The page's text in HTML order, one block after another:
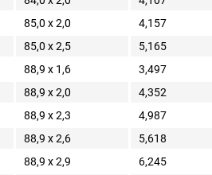
85,0 x 2,0
4,157
85,0 x 2,5
5,165
88,9 x 1,6
3,497
88,9 x 2,0
4,352
88,9 x 2,3
4,987
88,9 x 2,6
5,618
88,9 x 2,9
6,245